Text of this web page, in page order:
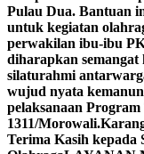
Pulau Dua. Bantuan
untuk kegiatan
perwakilan ibu-ibu
diharapkan semangat
silaturahmi
wujud nyata
pelaksanaan
1311/Morowali.
Terima Kasih kepada